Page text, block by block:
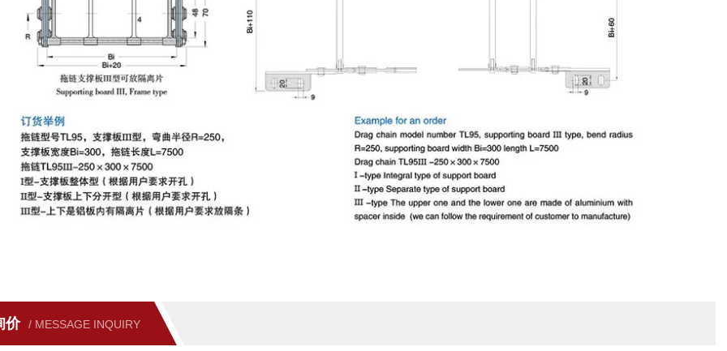
价 / MESSAGE INQUIRY